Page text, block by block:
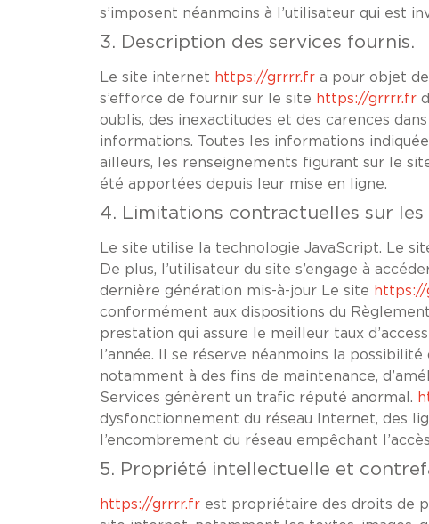
s’imposent néanmoins à l’utilisateur qui est
3. Description des services fournis.
Le site internet https://grrrr.fr a pour objet
s’efforce de fournir sur le site https://grrrr.fr
oublis, des inexactitudes et des carences
informations. Toutes les informations
ailleurs, les renseignements figurant sur le
été apportées depuis leur mise en ligne.
4. Limitations contractuelles sur les
Le site utilise la technologie JavaScript. Le
De plus, l’utilisateur du site s’engage à
dernière génération mis-à-jour Le site
conformément aux dispositions du
prestation qui assure le meilleur taux
l’année. Il se réserve néanmoins la
notamment à des fins de maintenance,
Services génèrent un trafic réputé anormal.
dysfonctionnement du réseau Internet, des
l’encombrement du réseau empêchant
5. Propriété intellectuelle et
https://grrrr.fr est propriétaire des droits de